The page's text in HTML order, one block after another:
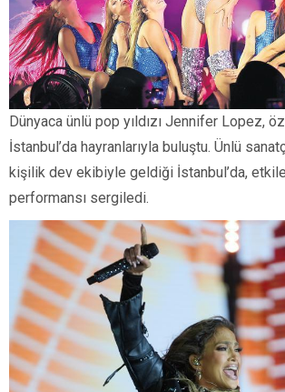
Dünyaca ünlü pop yıldızı Jennifer Lopez,
İstanbul’da hayranlarıyla buluştu. Ünlü
kişilik dev ekibiyle geldiği İstanbul’da,
performansı sergiledi.